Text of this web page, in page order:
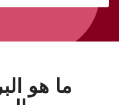
ما هو